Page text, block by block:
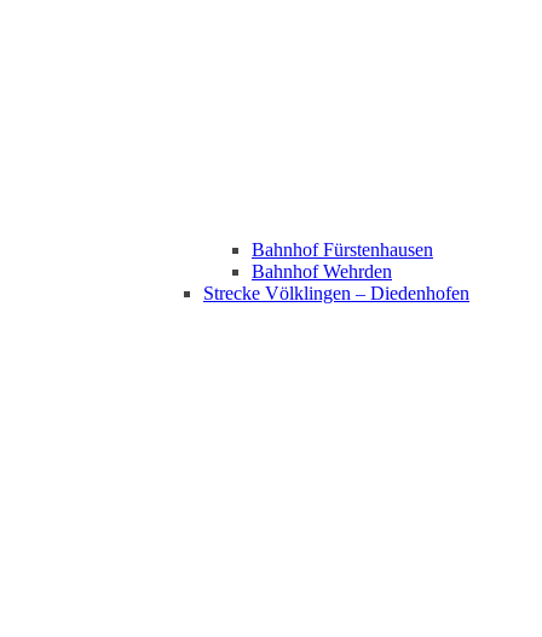
Bahnhof Fürstenhausen
Bahnhof Wehrden
Strecke Völklingen – Diedenhofen